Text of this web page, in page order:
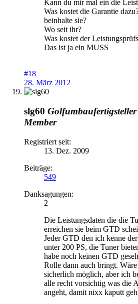
Kann du mir mal ein die
Was kostet die Garantie
beinhalte sie?
Wo seit ihr?
Was kostet der
Das ist ja ein MUSS
#18
28. März 2012
slg60 Golfumbaufertigsteller
Member
Registriert seit:
13. Dez. 2009
Beiträge:
549
Danksagungen:
2
Die Leistungsdaten die die
erreichen sie beim GTD
Jeder GTD den ich kenne
unter 200 PS, die Tuner
habe noch keinen GTD
Rolle dann auch bringt.
sicherlich möglich, aber ich
alle recht vorsichtig was die
angeht, damit nixx kaputt